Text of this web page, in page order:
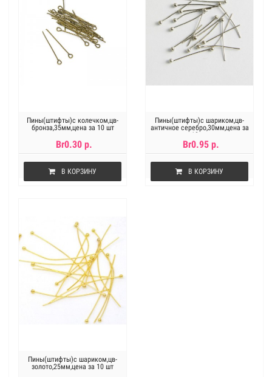
Пины(штифты)с колечком,цв-
бронза,35мм,цена за 10 шт
Br0.30 р.
В КОРЗИНУ
Пины(штифты)с шариком,цв-
античное серебро,30мм,цена за
10 шт
Br0.95 р.
В КОРЗИНУ
Пины(штифты)с шариком,цв-
золото,25мм,цена за 10 шт